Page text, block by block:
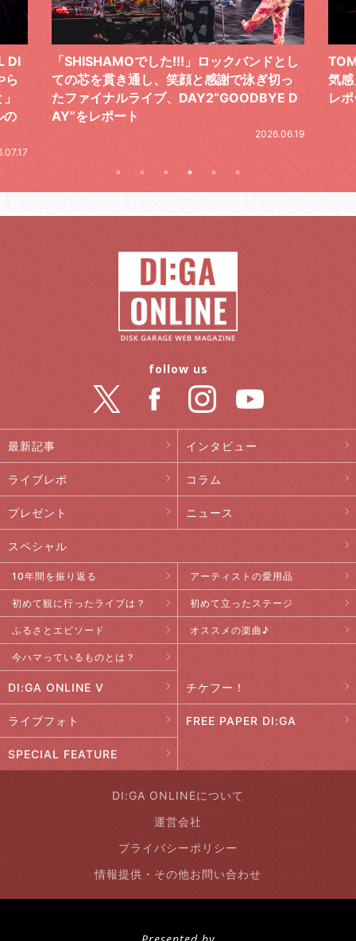
DI
ら
の
「SHISHAMOでした!!!」ロックバンドとし
ての芯を貫き通し、笑顔と感謝で泳ぎ切っ
たファイナルライブ、DAY2“GOODBYE D
AY”をレポート
2026.06.19
気
レ
最新記事 インタビュー
ライブレポ コラム
プレゼント ニュース
スペシャル
10年間を振り返る アーティストの愛用品
初めて観に行ったライブは？ 初めて立ったステージ
ふるさとエピソード オススメの楽曲♪
今ハマっているものとは？
DI:GA ONLINE V チケフー！
ライブフォト FREE PAPER DI:GA
SPECIAL FEATURE
follow us
DI:GA ONLINEについて
運営会社
プライバシーポリシー
情報提供・その他お問い合わせ